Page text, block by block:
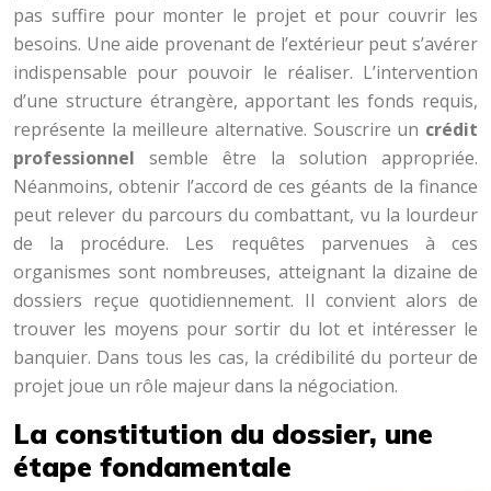
pas suffire pour monter le projet et pour couvrir les
besoins. Une aide provenant de l’extérieur peut s’avérer
indispensable pour pouvoir le réaliser. L’intervention
d’une structure étrangère, apportant les fonds requis,
représente la meilleure alternative. Souscrire un crédit
professionnel semble être la solution appropriée.
Néanmoins, obtenir l’accord de ces géants de la finance
peut relever du parcours du combattant, vu la lourdeur
de la procédure. Les requêtes parvenues à ces
organismes sont nombreuses, atteignant la dizaine de
dossiers reçue quotidiennement. Il convient alors de
trouver les moyens pour sortir du lot et intéresser le
banquier. Dans tous les cas, la crédibilité du porteur de
projet joue un rôle majeur dans la négociation.
La constitution du dossier, une
étape fondamentale